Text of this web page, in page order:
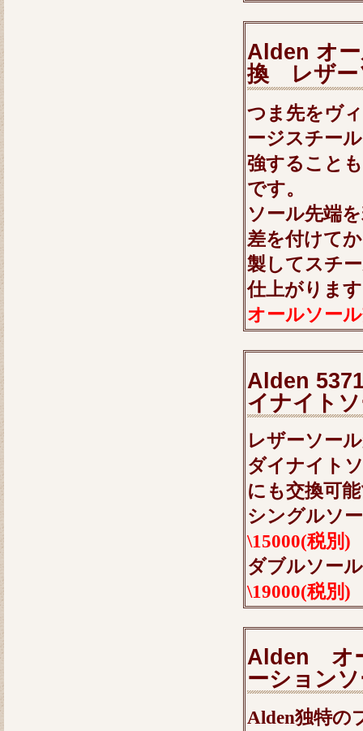
Alden オ
換 レザー
つま先をヴ
ージスチー
強すること
です。
ソール先端
差を付けて
製してスチ
仕上がりま
オールソー
Alden
イナイト
レザーソー
ダイナイト
にも交換可
シングルソ
\15000(税別)
ダブルソ
\19000(税別)
Alden オ
ーション
Alden独特の